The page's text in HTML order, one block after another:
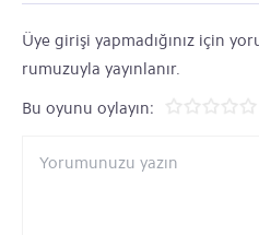
Üye girişi yapmadığınız için
rumuzuyla yayınlanır.
Bu oyunu oylayın: